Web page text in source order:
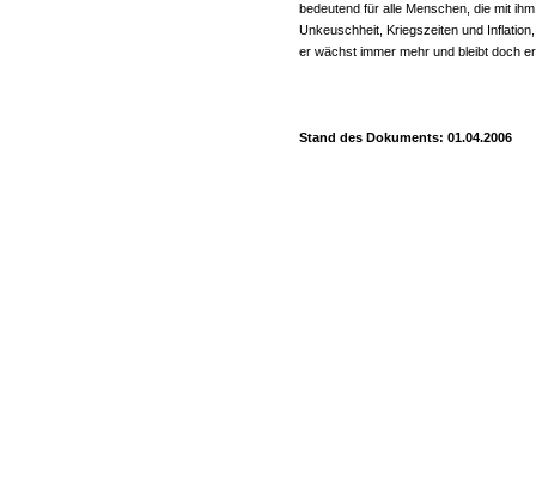
bedeutend für alle Menschen, die mit
Unkeuschheit, Kriegszeiten und
er wächst immer mehr und bleibt doch
Stand des Dokuments: 01.04.2006